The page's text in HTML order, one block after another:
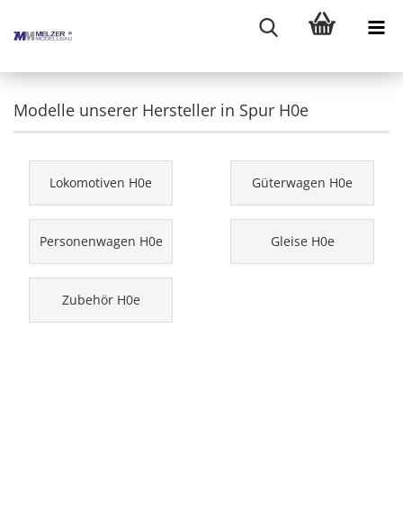
Modelle unserer Hersteller in Spur H0e
Lokomotiven H0e Güterwagen H0e
Personenwagen H0e Gleise H0e
Zubehör H0e